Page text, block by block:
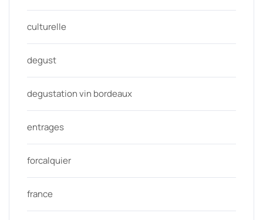
culturelle
degust
degustation vin bordeaux
entrages
forcalquier
france